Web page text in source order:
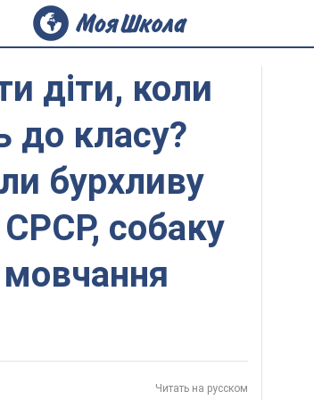
діти, коли
до класу?
бурхливу
собаку
Читать на русском